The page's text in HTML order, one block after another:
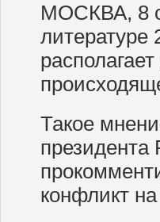
МОСКВА, 8
литературе
Такое
конфликт